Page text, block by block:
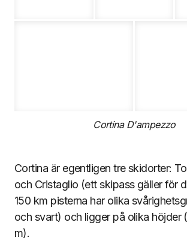
Cortina D'ampezzo
Cortina är egentligen tre skidorter:
och Cristaglio (ett skipass gäller för
150 km pisterna har olika
och svart) och ligger på olika höjder
m).